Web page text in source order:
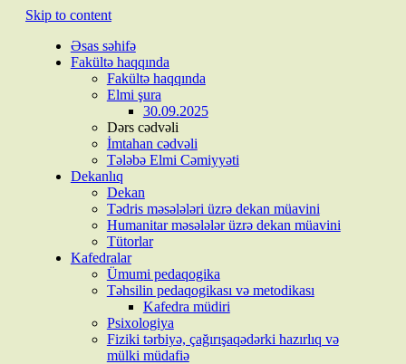
Skip to content
Əsas səhifə
Fakültə haqqında
Fakültə haqqında
Elmi şura
30.09.2025
Dərs cədvəli
İmtahan cədvəli
Tələbə Elmi Cəmiyyəti
Dekanlıq
Dekan
Tədris məsələləri üzrə dekan müavini
Humanitar məsələlər üzrə dekan müavini
Tütorlar
Kafedralar
Ümumi pedaqogika
Təhsilin pedaqogikası və metodikası
Kafedra müdiri
Psixologiya
Fiziki tərbiyə, çağırışaqədərki hazırlıq və
mülki müdafiə